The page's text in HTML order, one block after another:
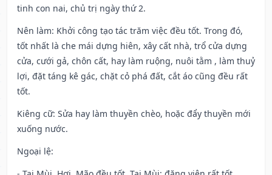
tinh con nai, chủ trị ngày thứ 2.
Nên làm: Khởi công tạo tác trăm việc đều tốt. Trong đó,
tốt nhất là che mái dựng hiên, xây cất nhà, trổ cửa dựng
cửa, cưới gả, chôn cất, hay làm ruộng, nuôi tằm , làm thuỷ
lợi, đặt táng kê gác, chặt cỏ phá đất, cắt áo cũng đều rất
tốt.
Kiêng cữ: Sửa hay làm thuyền chèo, hoặc đẩy thuyền mới
xuống nước.
Ngoại lệ: